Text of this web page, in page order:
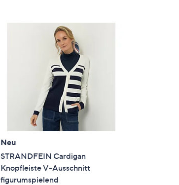
Neu
STRANDFEIN Cardigan
Knopfleiste V-Ausschnitt
figurumspielend